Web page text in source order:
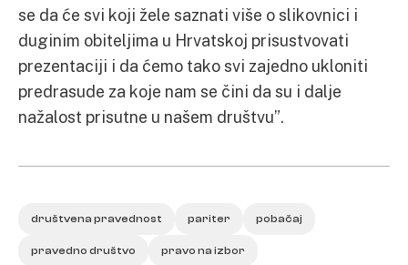
se da će svi koji žele saznati više o slikovnici i
duginim obiteljima u Hrvatskoj prisustvovati
prezentaciji i da ćemo tako svi zajedno ukloniti
predrasude za koje nam se čini da su i dalje
nažalost prisutne u našem društvu”.
društvena pravednost pariter pobačaj
pravedno društvo pravo na izbor